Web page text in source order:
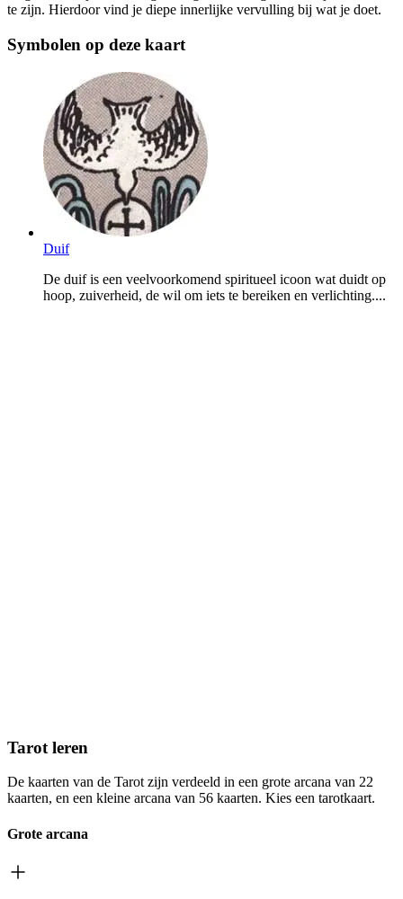
te zijn. Hierdoor vind je diepe innerlijke vervulling bij wat je doet.
Symbolen op deze kaart
Duif
De duif is een veelvoorkomend spiritueel icoon wat duidt op
hoop, zuiverheid, de wil om iets te bereiken en verlichting....
Tarot leren
De kaarten van de Tarot zijn verdeeld in een grote arcana van 22
kaarten, en een kleine arcana van 56 kaarten. Kies een tarotkaart.
Grote arcana